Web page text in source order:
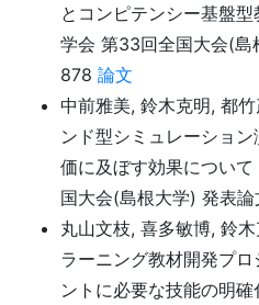
とコンピテンシー基盤
学会 第33回全国大会(
878 論文
中前雅美, 鈴木克明, 都
ンド型シミュレーショ
価に及ぼす効果につい
国大会(島根大学) 発表
丸山文枝, 喜多敏博, 鈴
ラーニング教材開発プ
ントに必要な技能の明